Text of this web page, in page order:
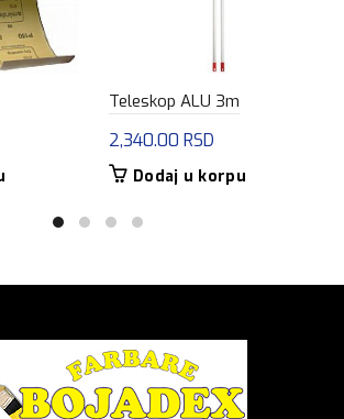
Teleskop ALU 3m
2,340.00 RSD
Dodaj u korpu